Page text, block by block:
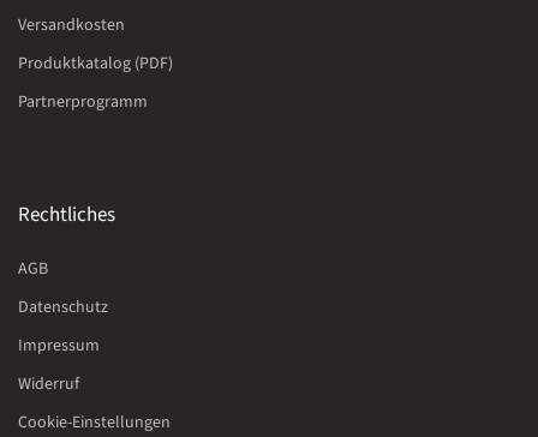
Versandkosten
Produktkatalog (PDF)
Partnerprogramm
Rechtliches
AGB
Datenschutz
Impressum
Widerruf
Cookie-Einstellungen